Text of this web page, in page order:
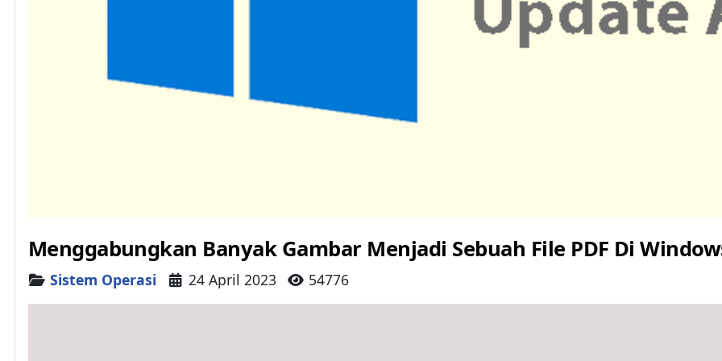
Menggabungkan Banyak Gambar Menjadi Sebuah File PDF Di
Details
Sistem Operasi 24 April 2023 54776